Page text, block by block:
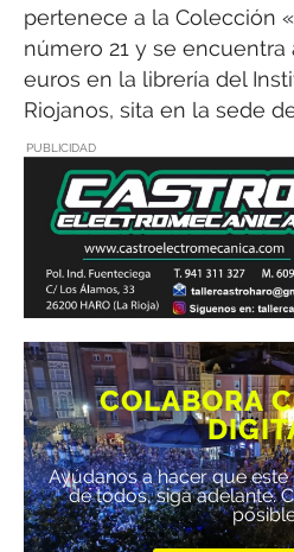
pertenece a la Colección
número 21 y se encuentra
euros en la librería del
Riojanos, sita en la sede
PUBLICIDAD
COLABORA
Ayúdanos a hacer que
de todos, siga adelante.